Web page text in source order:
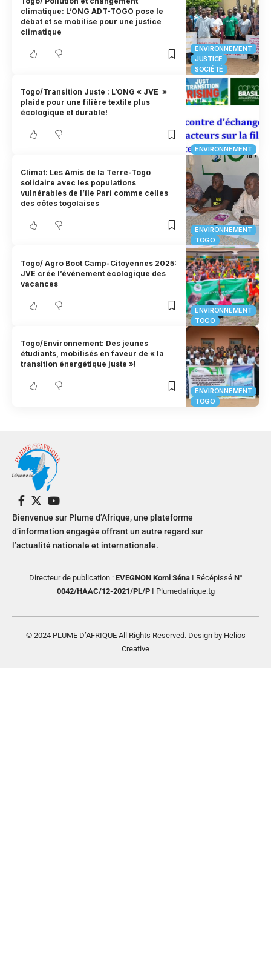
ENVIRONNEMENT
JUSTICE
SOCIÉTÉ
climatique: L’ONG ADT-TOGO pose le
débat et se mobilise pour une justice
climatique
ENVIRONNEMENT
Togo/Transition Juste : L’ONG « JVE »
plaide pour une filière textile plus
écologique et durable!
ENVIRONNEMENT
TOGO
Climat: Les Amis de la Terre-Togo
solidaire avec les populations
vulnérables de l’île Pari comme celles
des côtes togolaises
ENVIRONNEMENT
TOGO
Togo/ Agro Boot Camp-Citoyennes 2025:
JVE crée l’événement écologique des
vacances
ENVIRONNEMENT
TOGO
Togo/Environnement: Des jeunes
étudiants, mobilisés en faveur de « la
transition énergétique juste »!
Bienvenue sur Plume d’Afrique, une plateforme
d’information engagée offrant un autre regard sur
l’actualité nationale et internationale.
Directeur de publication : EVEGNON Komi SénaI RécépisséN°
0042/HAAC/12-2021/PL/PI Plumedafrique.tg
© 2024 PLUME D’AFRIQUE All Rights Reserved. Design by Helios
Creative